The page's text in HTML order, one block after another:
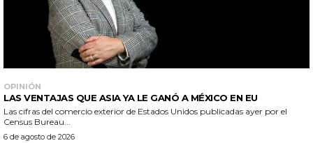
OPINIÓN
LAS VENTAJAS QUE ASIA YA LE GANÓ A MÉXICO EN EU
Las cifras del comercio exterior de Estados Unidos publicadas ayer por el
Census Bureau...
6 de agosto de 2026